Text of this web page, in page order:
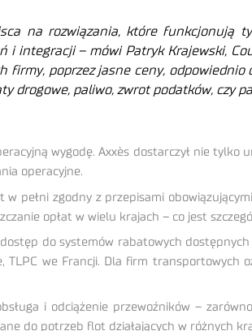
na rozwiązania, które funkcjonują
i integracji – mówi Patryk Krajewski,
firmy, poprzez jasne ceny,
drogowe, paliwo, zwrot podatków, czy
wygodę. Axxès dostarczył nie
operacyjne.
pełni zgodny z przepisami
opłat w wielu krajach – co jest
do systemów rabatowych
we Francji. Dla firm transportowych
i odciążenie przewoźników –
do potrzeb flot działających w różnych